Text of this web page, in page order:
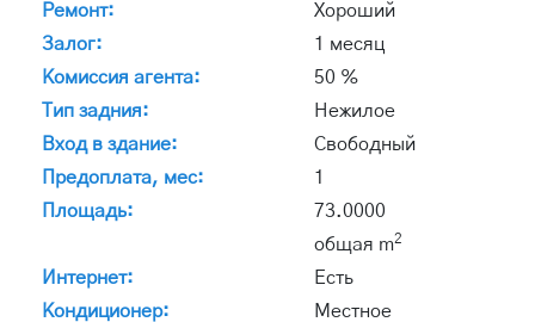
Ремонт:
Хороший
Залог:
1 месяц
Комиссия агента:
50 %
Тип задния:
Нежилое
Вход в здание:
Свободный
Предоплата, мес:
1
Площадь:
73.0000
общая m2
Интернет:
Есть
Кондиционер:
Местное